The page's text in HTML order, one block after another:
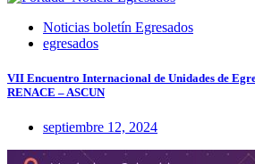
Noticias boletín Egresados
egresados
VII Encuentro Internacional de Unidades de
RENACE – ASCUN
septiembre 12, 2024